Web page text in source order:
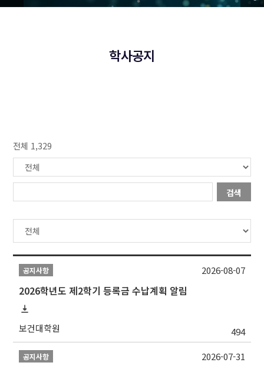
학사공지
전체 1,329
검색
공지사항
2026학년도 제2학기 등록금 수납계획 알림
보건대학원 494
2026-08-07
공지사항 2026-07-31